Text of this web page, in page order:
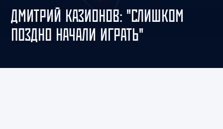
ДМИТРИЙ КАЗИОНОВ: "СЛИШКОМ
ПОЗДНО НАЧАЛИ ИГРАТЬ"